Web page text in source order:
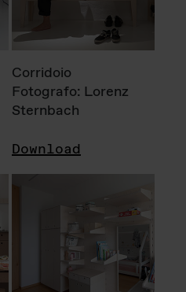
Corridoio
Fotografo: Lorenz
Sternbach
Download